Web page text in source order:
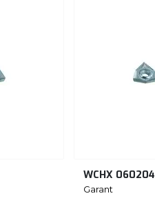
WCHX 060204
Garant